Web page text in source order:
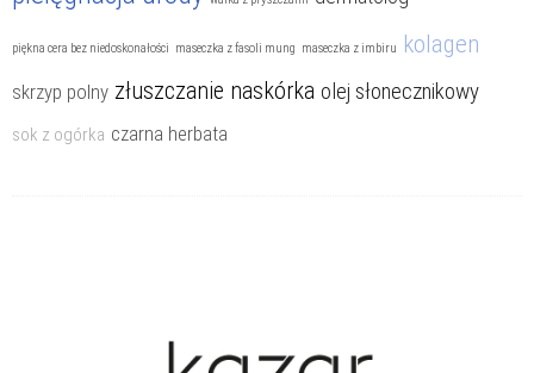
piękna cera bez niedoskonałości maseczka z fasoli mung maseczka z imbiru kolagen
skrzyp polny złuszczanie naskórka olej słonecznikowy
sok z ogórka czarna herbata